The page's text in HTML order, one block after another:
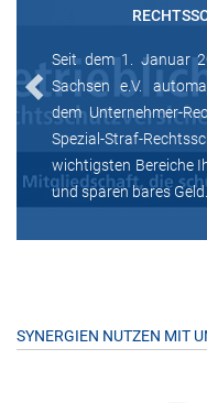
Seit dem 1. Januar
Sachsen e.V.
dem Unternehmer-
Spezial-Straf-
wichtigsten Bereiche
und sparen bares Geld.
Previous
SYNERGIEN NUTZEN MIT